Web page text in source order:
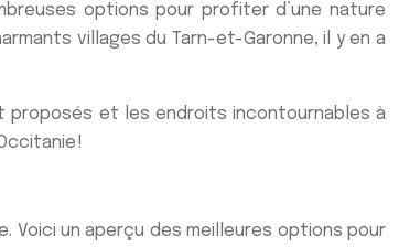
options pour profiter d’une nature
villages du Tarn-et-Garonne, il y en a
proposés et les endroits incontournables à
!
Voici un aperçu des meilleures options pour